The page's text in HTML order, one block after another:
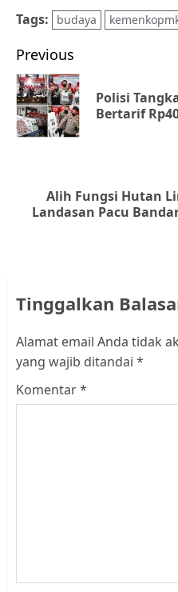
Tags: budaya
Post
navigation
Previous
Polisi
Bertarif
Next
Alih Fungsi Hutan
Landasan Pacu
Tinggalkan
Alamat email Anda tidak
yang wajib ditandai *
Komentar*